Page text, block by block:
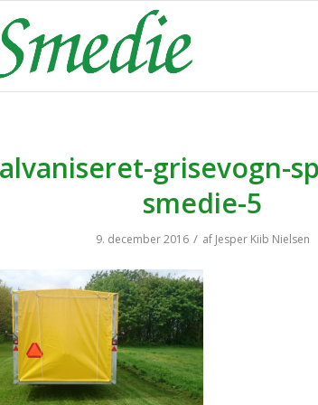
grisevogn-
smedie-5
9. december 2016 / af Jesper Kiib Nielsen